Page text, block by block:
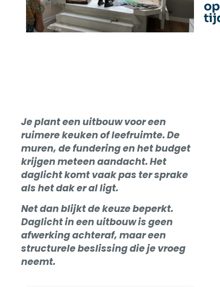
op
Je plant een uitbouw voor een
ruimere keuken of leefruimte. De
muren, de fundering en het budget
krijgen meteen aandacht. Het
daglicht komt vaak pas ter sprake
als het dak er al ligt.
Net dan blijkt de keuze beperkt.
Daglicht in een uitbouw is geen
afwerking achteraf, maar een
structurele beslissing die je vroeg
neemt.